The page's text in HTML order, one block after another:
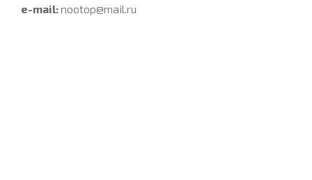
e-mail: nootop@mail.ru